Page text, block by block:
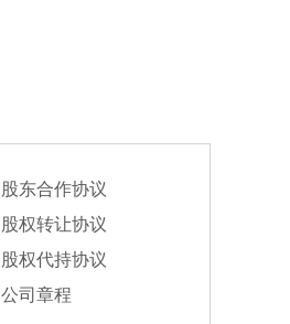
股东合作协议
股权转让协议
股权代持协议
公司章程